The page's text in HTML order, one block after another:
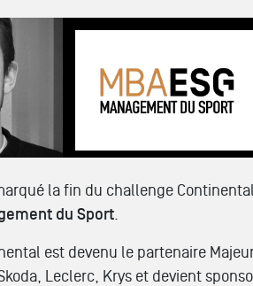
la fin du challenge
du Sport.
est devenu le partenaire
Leclerc, Krys et devient